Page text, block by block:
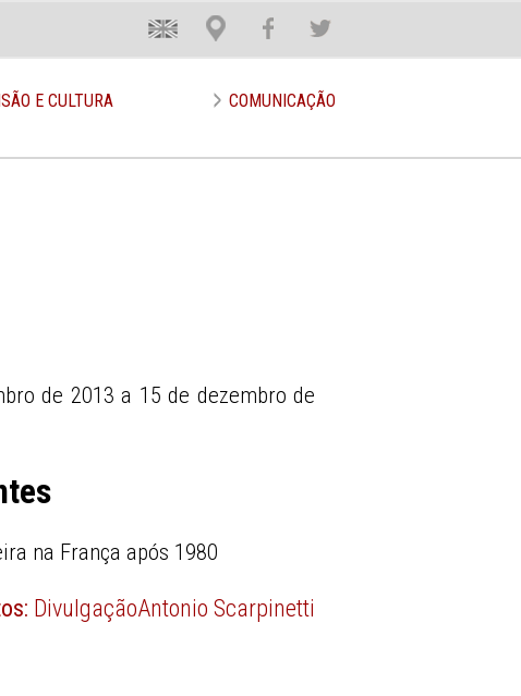
Loca
E CULTURA COMUNICAÇÃO
de 2013 a 15 de dezembro de
na França após 1980
DivulgaçãoAntonio Scarpinetti